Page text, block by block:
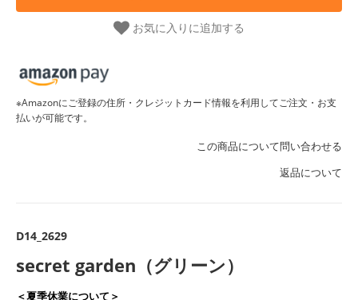
お気に入りに追加する
※Amazonにご登録の住所・クレジットカード情報を利用してご注文・お支
払いが可能です。
この商品について問い合わせる
返品について
D14_2629
secret garden（グリーン）
＜夏季休業について＞